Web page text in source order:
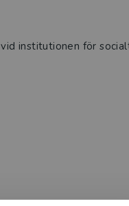
institutionen för